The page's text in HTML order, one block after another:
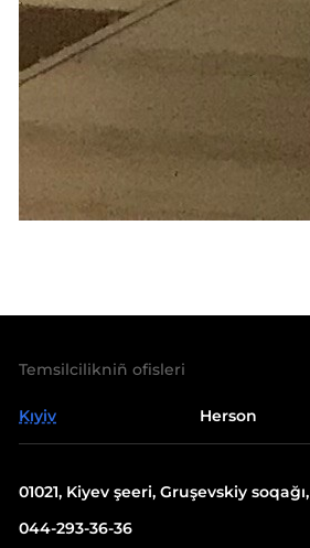
Temsilcilikniñ ofisleri
Kıyiv Herson
01021, Kiyev şeeri, Gruşevskiy
044-293-36-36